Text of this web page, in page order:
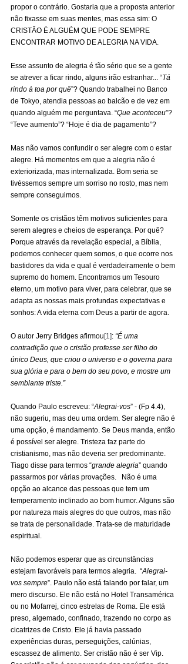
propor o contrário. Gostaria que a proposta anterior
não fixasse em suas mentes, mas essa sim: O
CRISTÃO É ALGUÉM QUE PODE SEMPRE
ENCONTRAR MOTIVO DE ALEGRIA NA VIDA.
Esse assunto de alegria é tão sério que se a gente
se atrever a ficar rindo, alguns irão estranhar... “Tá
rindo à toa por quê”? Quando trabalhei no Banco
de Tokyo, atendia pessoas ao balcão e de vez em
quando alguém me perguntava. “Que aconteceu”?
“Teve aumento”? “Hoje é dia de pagamento”?
Mas não vamos confundir o ser alegre com o estar
alegre. Há momentos em que a alegria não é
exteriorizada, mas internalizada. Bom seria se
tivéssemos sempre um sorriso no rosto, mas nem
sempre conseguimos.
Somente os cristãos têm motivos suficientes para
serem alegres e cheios de esperança. Por quê?
Porque através da revelação especial, a Bíblia,
podemos conhecer quem somos, o que ocorre nos
bastidores da vida e qual é verdadeiramente o bem
supremo do homem. Encontramos um Tesouro
eterno, um motivo para viver, para celebrar, que se
adapta as nossas mais profundas expectativas e
sonhos: A vida eterna com Deus a partir de agora.
O autor Jerry Bridges afirmou [1]: “É uma
contradição que o cristão professe ser filho do
único Deus, que criou o universo e o governa para
sua glória e para o bem do seu povo, e mostre um
semblante triste.”
Quando Paulo escreveu: “Alegrai-vos” - (Fp 4.4),
não sugeriu, mas deu uma ordem. Ser alegre não é
uma opção, é mandamento. Se Deus manda, então
é possível ser alegre. Tristeza faz parte do
cristianismo, mas não deveria ser predominante.
Tiago disse para termos “grande alegria” quando
passarmos por várias provações.   Não é uma
opção ao alcance das pessoas que tem um
temperamento inclinado ao bom humor. Alguns são
por natureza mais alegres do que outros, mas não
se trata de personalidade. Trata-se de maturidade
espiritual.
Não podemos esperar que as circunstâncias
estejam favoráveis para termos alegria.  “Alegrai-
vos sempre”. Paulo não está falando por falar, um
mero discurso. Ele não está no Hotel Transamérica
ou no Mofarrej, cinco estrelas de Roma. Ele está
preso, algemado, confinado, trazendo no corpo as
cicatrizes de Cristo. Ele já havia passado
experiências duras, perseguições, calúnias,
escassez de alimento. Ser cristão não é ser Vip.